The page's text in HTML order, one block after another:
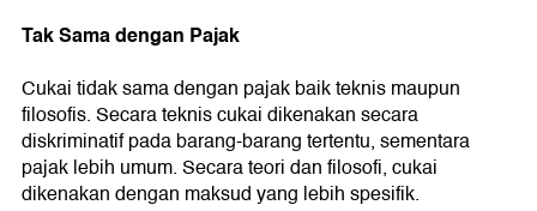
Tak Sama dengan Pajak
Cukai tidak sama dengan pajak baik teknis maupun
filosofis. Secara teknis cukai dikenakan secara
diskriminatif pada barang-barang tertentu, sementara
pajak lebih umum. Secara teori dan filosofi, cukai
dikenakan dengan maksud yang lebih spesifik.